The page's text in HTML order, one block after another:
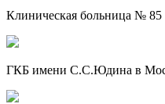
Клиническая больница №
ГКБ имени С.С.Юдина в